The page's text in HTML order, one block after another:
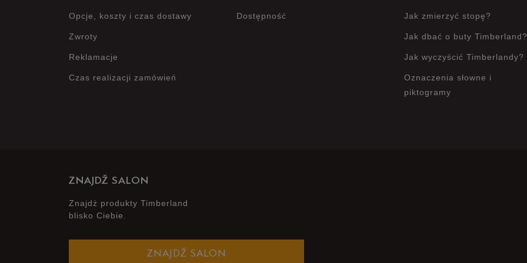
Opcje, koszty i czas dostawy
Zwroty
Reklamacje
Czas realizacji zamówień
Dostępność Jak zmierzyć stopę?
Jak dbać o buty Timberland?
Jak wyczyścić Timberlandy?
Oznaczenia słowne i
piktogramy
ZNAJDŹ SALON
Znajdż produkty Timberland
blisko Ciebie.
ZNAJDŹ SALON